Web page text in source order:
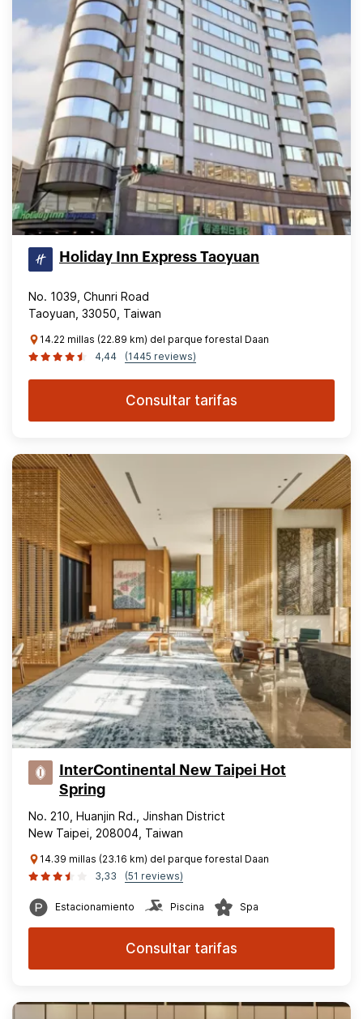
Holiday Inn Express Taoyuan
No. 1039, Chunri Road
Taoyuan, 33050, Taiwan
14.22 millas (22.89 km) del parque forestal Daan
4,44
(1445 reviews)
Consultar tarifas
InterContinental New Taipei Hot
Spring
No. 210, Huanjin Rd., Jinshan District
New Taipei, 208004, Taiwan
14.39 millas (23.16 km) del parque forestal Daan
3,33
(51 reviews)
Estacionamiento Piscina Spa
Consultar tarifas